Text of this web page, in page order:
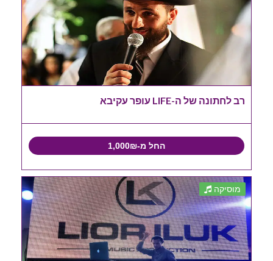
רב לחתונה של ה-LIFE עופר עקיבא
החל מ-1,000₪
מוסיקה